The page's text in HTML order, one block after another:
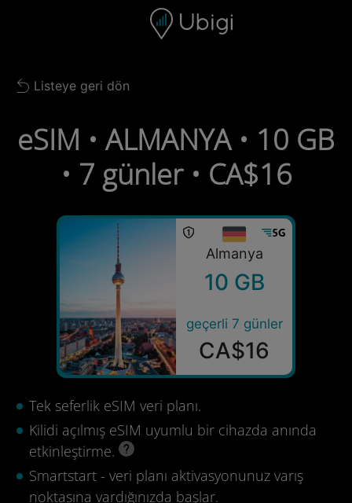
Gezinme çubuğu Alt bilgi
Back to list
Listeye geri dön
eSIM • ALMANYA • 10 GB
• 7 günler • CA$16
Almanya
10 GB
geçerli 7 günler
CA$16
Tek seferlik eSIM veri planı.
Kilidi açılmış eSIM uyumlu bir cihazda anında
etkinleştirme.
Smartstart - veri planı aktivasyonunuz varış
noktasına vardığınızda başlar.